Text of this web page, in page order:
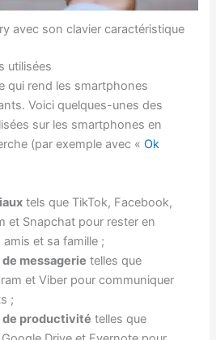
avec son clavier caractéristique
utilisées
qui rend les smartphones
Voici quelques-unes des
sur les smartphones en
(par exemple avec «Ok
tels que TikTok, Facebook,
et Snapchat pour rester en
et sa famille ;
messagerie telles que
et Viber pour communiquer
;
de productivité telles que